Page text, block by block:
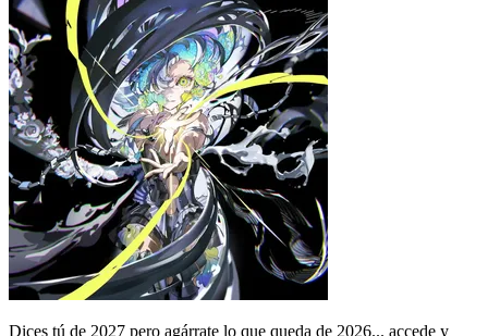
Dices tú de 2027 pero agárrate lo que queda de 2026... accede y